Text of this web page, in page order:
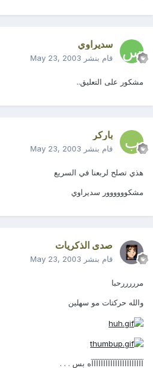
سديراوي
قام بنشر May 23, 2003
مشكور على التعليق..
باركر
قام بنشر May 23, 2003
هذي تصلح لربعنا في السريع
مشكوووووور سديراوي
صدى الذكريات
قام بنشر May 23, 2003
مرررررحبا
والله حركتات مو سهلين
آآآآآآآآآآآآآآآآآآآآآآه بس . . .